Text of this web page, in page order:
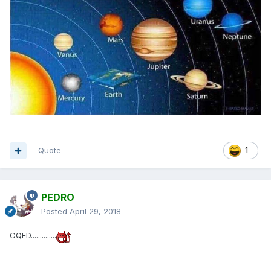
1
Quote
PEDRO
Posted April 29, 2018
CQFD..............